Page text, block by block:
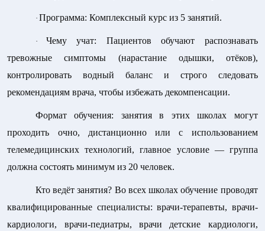
· Программа: Комплексный курс из 5 занятий.
· Чему учат: Пациентов обучают распознавать
тревожные симптомы (нарастание одышки, отёков),
контролировать водный баланс и строго следовать
рекомендациям врача, чтобы избежать декомпенсации.
Формат обучения: занятия в этих школах могут
проходить очно, дистанционно или с использованием
телемедицинских технологий, главное условие — группа
должна состоять минимум из 20 человек.
Кто ведёт занятия? Во всех школах обучение проводят
квалифицированные специалисты: врачи-терапевты, врачи-
кардиологи, врачи-педиатры, врачи детские кардиологи,